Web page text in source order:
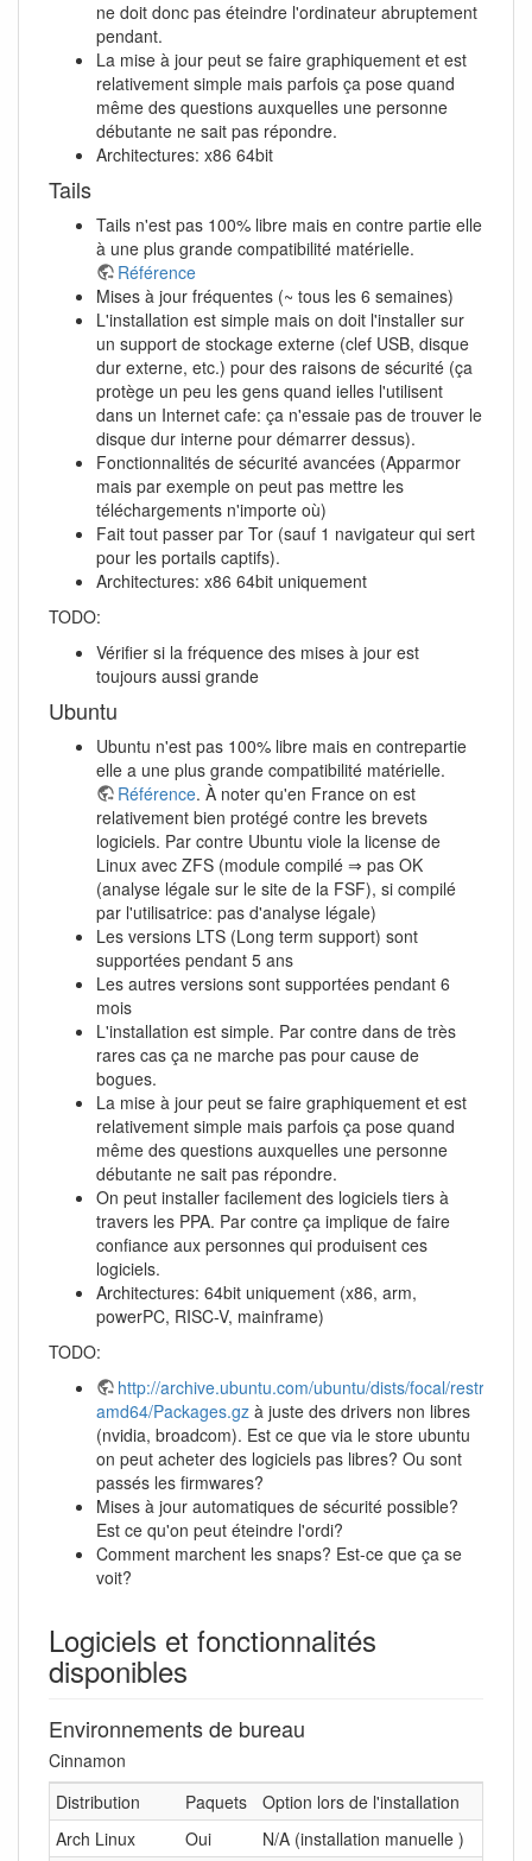
ne doit donc pas éteindre l'ordinateur abruptement
pendant.
La mise à jour peut se faire graphiquement et est
relativement simple mais parfois ça pose quand
même des questions auxquelles une personne
débutante ne sait pas répondre.
Architectures: x86 64bit
Tails
Tails n'est pas 100% libre mais en contre partie elle
à une plus grande compatibilité matérielle.
Référence
Mises à jour fréquentes (~ tous les 6 semaines)
L'installation est simple mais on doit l'installer sur
un support de stockage externe (clef USB, disque
dur externe, etc.) pour des raisons de sécurité (ça
protège un peu les gens quand ielles l'utilisent
dans un Internet cafe: ça n'essaie pas de trouver le
disque dur interne pour démarrer dessus).
Fonctionnalités de sécurité avancées (Apparmor
mais par exemple on peut pas mettre les
téléchargements n'importe où)
Fait tout passer par Tor (sauf 1 navigateur qui sert
pour les portails captifs).
Architectures: x86 64bit uniquement
TODO:
Vérifier si la fréquence des mises à jour est
toujours aussi grande
Ubuntu
Ubuntu n'est pas 100% libre mais en contrepartie
elle a une plus grande compatibilité matérielle.
Référence. À noter qu'en France on est
relativement bien protégé contre les brevets
logiciels. Par contre Ubuntu viole la license de
Linux avec ZFS (module compilé ⇒ pas OK
(analyse légale sur le site de la FSF), si compilé
par l'utilisatrice: pas d'analyse légale)
Les versions LTS (Long term support) sont
supportées pendant 5 ans
Les autres versions sont supportées pendant 6
mois
L'installation est simple. Par contre dans de très
rares cas ça ne marche pas pour cause de
bogues.
La mise à jour peut se faire graphiquement et est
relativement simple mais parfois ça pose quand
même des questions auxquelles une personne
débutante ne sait pas répondre.
On peut installer facilement des logiciels tiers à
travers les PPA. Par contre ça implique de faire
confiance aux personnes qui produisent ces
logiciels.
Architectures: 64bit uniquement (x86, arm,
powerPC, RISC-V, mainframe)
TODO:
http://archive.ubuntu.com/ubuntu/dists/focal/restricted/
amd64/Packages.gz à juste des drivers non libres
(nvidia, broadcom). Est ce que via le store ubuntu
on peut acheter des logiciels pas libres? Ou sont
passés les firmwares?
Mises à jour automatiques de sécurité possible?
Est ce qu'on peut éteindre l'ordi?
Comment marchent les snaps? Est-ce que ça se
voit?
Logiciels et fonctionnalités
disponibles
Environnements de bureau
Cinnamon
Distribution
Paquets
Option lors de l'installation
Arch Linux
Oui
N/A (installation manuelle )